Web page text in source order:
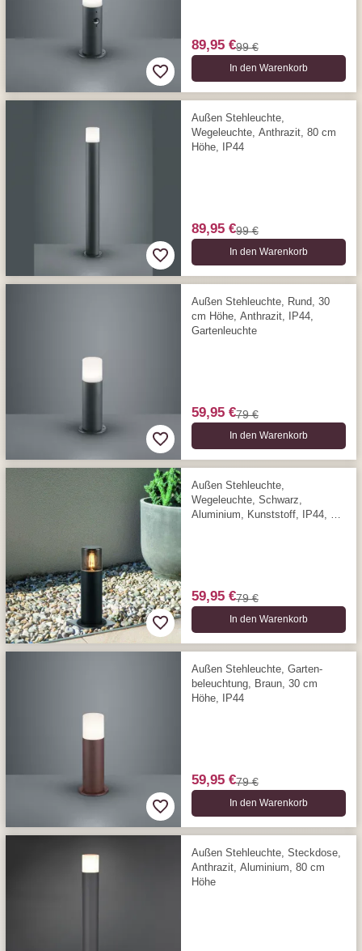
89,95 €99 €
In den Warenkorb
Außen Stehleuchte,
Wegeleuchte, Anthrazit, 80 cm
Höhe, IP44
89,95 €99 €
In den Warenkorb
Außen Stehleuchte, Rund, 30
cm Höhe, Anthrazit, IP44,
Gartenleuchte
59,95 €79 €
In den Warenkorb
Außen Stehleuchte,
Wegeleuchte, Schwarz,
Aluminium, Kunststoff, IP44, 30
59,95 €79 €
In den Warenkorb
Außen Stehleuchte, Garten­
beleuchtung, Braun, 30 cm
Höhe, IP44
59,95 €79 €
In den Warenkorb
Außen Stehleuchte, Steckdose,
Anthrazit, Aluminium, 80 cm
Höhe